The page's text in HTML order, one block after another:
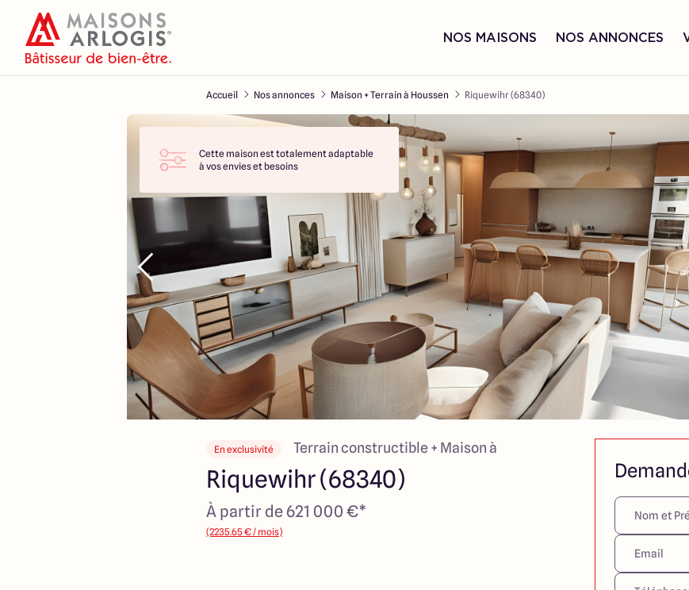
NOS MAISONS NOS ANNONCES
Accueil Nos annonces Maison + Terrain à Houssen Riquewihr (68340)
Cette maison est totalement adaptable
à vos envies et besoins
En exclusivité Terrain constructible + Maison à
Riquewihr (68340)
À partir de 621 000 €*
(2235.65 € / mois)